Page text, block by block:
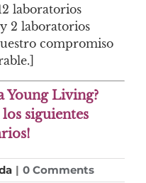
laboratorios
2 laboratorios
compromiso
Young Living?
los siguientes
| 0 Comments